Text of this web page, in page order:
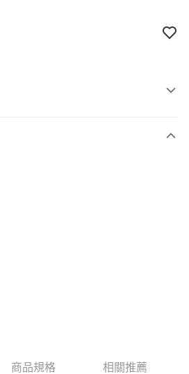
商品規格 相關推薦